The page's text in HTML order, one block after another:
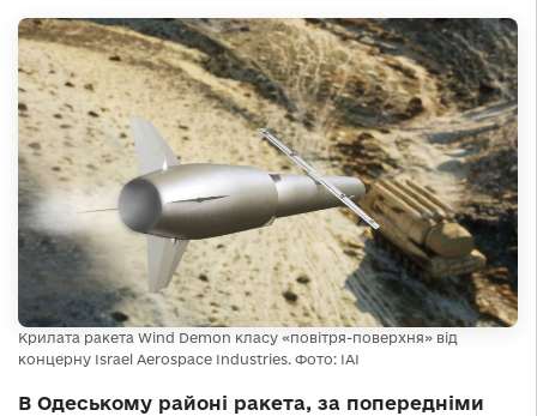
Крилата ракета Wind Demon класу «повітря-поверхня» від
концерну Israel Aerospace Industries. Фото: IAI
В Одеському районі ракета, за попередніми